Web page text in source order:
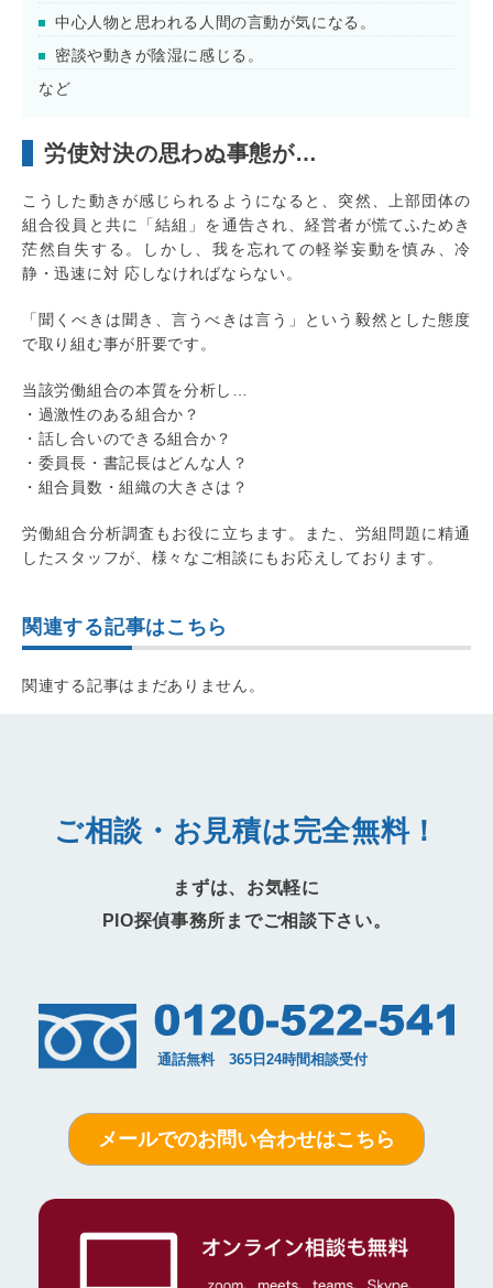
中心人物と思われる人間の言動が気になる。
密談や動きが陰湿に感じる。
など
労使対決の思わぬ事態が…
こうした動きが感じられるようになると、突然、上部団体の
組合役員と共に「結組」を通告され、経営者が慌てふためき
茫然自失する。しかし、我を忘れての軽挙妄動を慎み、冷
静・迅速に対 応しなければならない。
「聞くべきは聞き、言うべきは言う」という毅然とした態度
で取り組む事が肝要です。
当該労働組合の本質を分析し…
・過激性のある組合か？
・話し合いのできる組合か？
・委員長・書記長はどんな人？
・組合員数・組織の大きさは？
労働組合分析調査もお役に立ちます。また、労組問題に精通
したスタッフが、様々なご相談にもお応えしております。
関連する記事はこちら
関連する記事はまだありません。
ご相談・お見積は完全無料！
まずは、お気軽に
PIO探偵事務所までご相談下さい。
メールでのお問い合わせはこちら